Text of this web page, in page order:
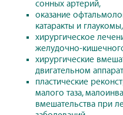
сонных артерий,
оказание
катаракты и глаукомы,
хирургическое
желудочно-
хирургические
двигательном
пластические
малого таза,
вмешательства при